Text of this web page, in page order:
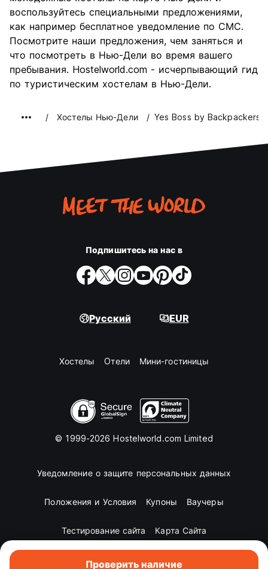
Проверить наличие
Соотношение цены и
качества
7.4
воспользуйтесь специальными предложениями,
как например бесплатное уведомление по СМС.
Посмотрите наши предложения, чем заняться и
что посмотреть в Нью-Дели во время вашего
пребывания. Hostelworld.com - исчерпывающий гид
по туристическим хостелам в Нью-Дели.
Хостелы Нью-Дели Yes Boss by Backpackers
Подпишитесь на нас в
Русский EUR
Хостелы Oтели Мини-гостиницы
© 1999-2026 Hostelworld.com Limited
Уведомление о защите персональных данных
Положения и Условия Купоны Ваучеры
Тестирование сайта Карта Сайта